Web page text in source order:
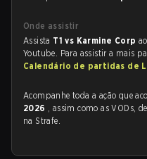
Onde assistir
Assista T1 vs Karmine Corp
Youtube. Para assistir a mais
Calendário de partidas de
Acompanhe toda a ação que
2026 , assim como as VODs,
na Strafe.